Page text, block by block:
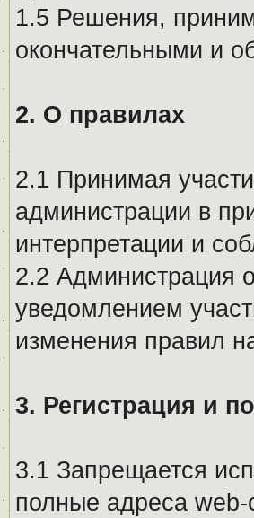
1.5 Решения,
окончательными и
2. О правилах
2.1 Принимая
администрации в
интерпретации и
2.2 Администрация
уведомлением
изменения правил
3. Регистрация и
3.1 Запрещается
полные адреса